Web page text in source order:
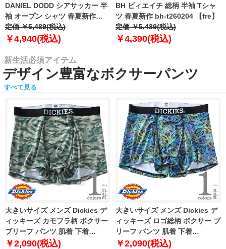
DANIEL DODD シアサッカー 半
袖 オープン シャツ 春夏新作
azsh-260213 【fre】
定価 ￥5,489(税込)
￥4,940(税込)
BH ビィエイチ 総柄 半袖 Tシャ
ツ 春夏新作 bh-t260204 【fre】
定価 ￥5,489(税込)
￥4,390(税込)
新生活必須アイテム
デザイン豊富なボクサーパンツ
すべて見る
大きいサイズ メンズ Dickies デ
ィッキーズ カモフラ柄 ボクサー
ブリーフ パンツ 肌着 下着
80212600
￥2,090(税込)
大きいサイズ メンズ Dickies デ
ィッキーズ ロゴ総柄 ボクサー ブ
リーフ パンツ 肌着 下着
80212700
￥2,090(税込)